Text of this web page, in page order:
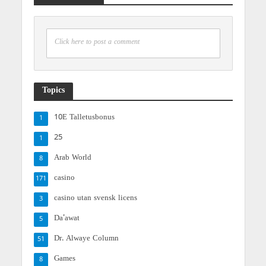
Click here to post a comment
Topics
10E Talletusbonus
1
25
1
Arab World
8
casino
171
casino utan svensk licens
3
Da'awat
5
Dr. Alwaye Column
51
Games
8